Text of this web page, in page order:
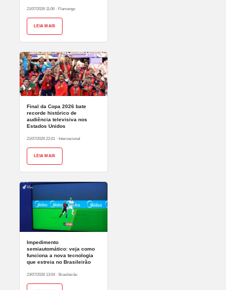
21/07/2026 11:06 · Flamengo
LEIA MAIS
Final da Copa 2026 bate
recorde histórico de
audiência televisiva nos
Estados Unidos
21/07/2026 22:01 · Internacional
LEIA MAIS
Impedimento
semiautomático: veja como
funciona a nova tecnologia
que estreia no Brasileirão
23/07/2026 13:04 · Brasileirão